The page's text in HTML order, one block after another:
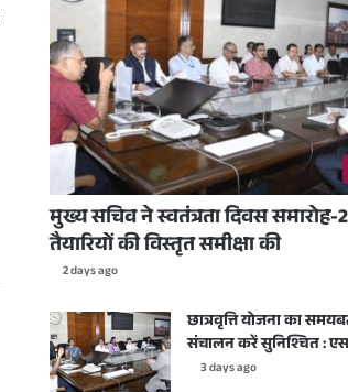
मुख्य सचिव ने स्वतंत्रता दिवस समारोह-
तैयारियों की विस्तृत समीक्षा की
2 days ago
छात्रवृत्ति योजना का
संचालन करें सुनिश्चित :
3 days ago